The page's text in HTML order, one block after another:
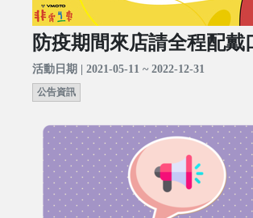
防疫期間來店請全程配戴
活動日期 | 2021-05-11 ~ 2022-12-31
公告資訊